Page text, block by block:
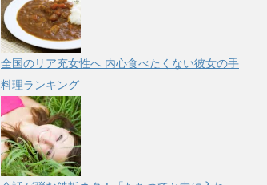
全国のリア充女性へ 内心食べたくない彼女の手
料理ランキング